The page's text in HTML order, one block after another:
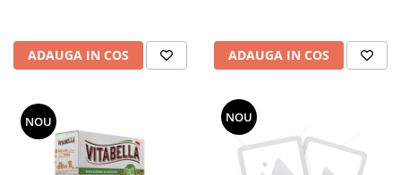
ADAUGA IN COS ADAUGA IN COS
NOU NOU